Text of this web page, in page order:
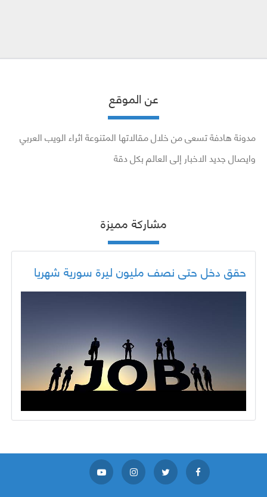
عن الموقع
مدونة هادفة تسعى من خلال مقالاتها المتنوعة اثراء الويب العربي
وايصال جديد الاخبار إلى العالم بكل دقة
مشاركة مميزة
حقق دخل حتى نصف مليون ليرة سورية شهريا